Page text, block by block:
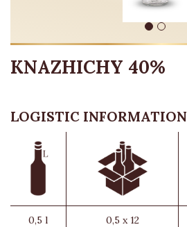
KNAZHICHY 40%
LOGISTIC INFORMATION
0,5 l 0,5 x 12